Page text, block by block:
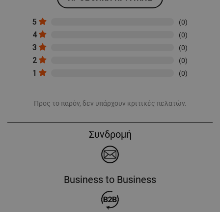
5 (0)
4 (0)
3 (0)
2 (0)
1 (0)
Προς το παρόν, δεν υπάρχουν κριτικές πελατών.
Συνδρομή
Business to Business